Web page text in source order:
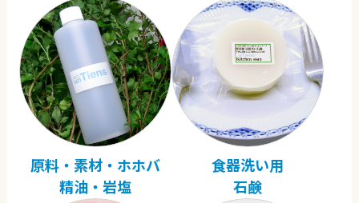
原料・素材・ホホバ
精油・岩塩
食器洗い用
石鹸